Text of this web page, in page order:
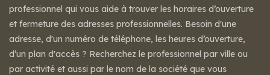
professionnel qui vous aide à trouver les horaires d’ouverture
et fermeture des adresses professionnelles. Besoin d'une
adresse, d'un numéro de téléphone, les heures d’ouverture,
d’un plan d'accès ? Recherchez le professionnel par ville ou
par activité et aussi par le nom de la société que vous